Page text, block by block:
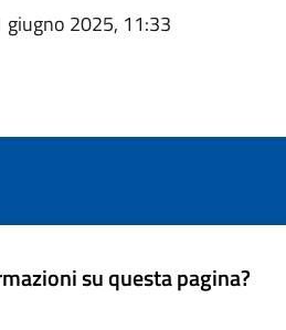
giugno 2025, 11:33
su questa pagina?